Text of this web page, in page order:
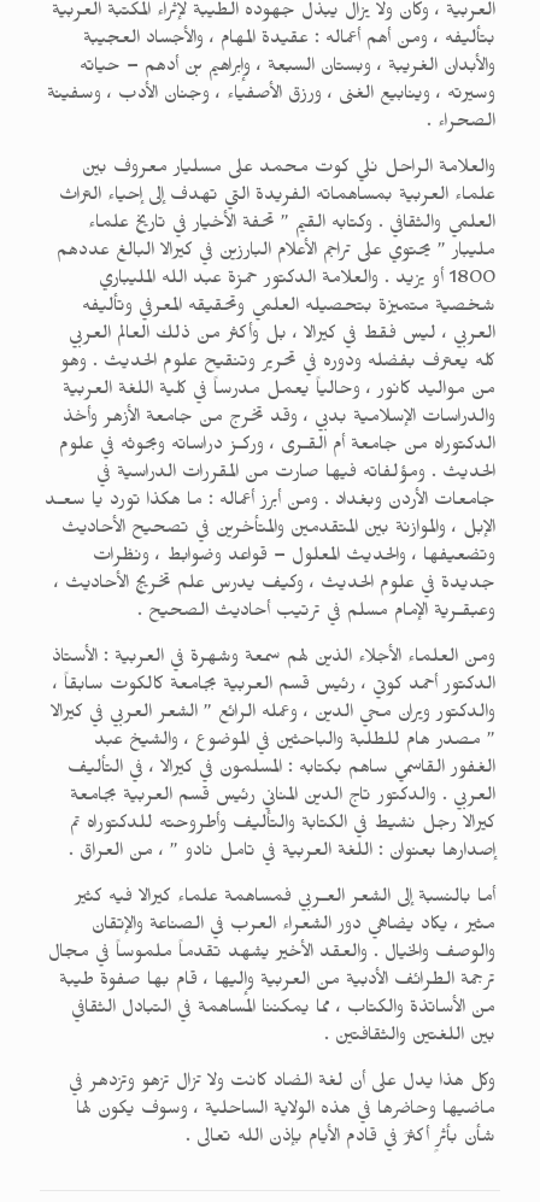
العربية ، وكان ولا يزال يبذل جهوده الطيبة لإثراء المكتبة العربية
بتأليفه ، ومن أهم أعماله : عقيدة المهام ، والأجساد العجيبة
والأبدان الغريبة ، وبستان السبعة ، وإبراهيم بن أدهم – حياته
وسيرته ، وينابيع الغنى ، ورزق الأصفياء ، وجنان الأدب ، وسفينة
الصحراء .
والعلامة الراحل نلي كوت محمد على مسليار معروف بين
علماء العربية بمساهماته الفريدة التي تهدف إلى إحياء التراث
العلمي والثقافي . وكتابه القيم ” تحفة الأخيار في تاريخ علماء
مليبار ” يحتوي على تراجم الأعلام البارزين في كيرالا البالغ عددهم
1800 أو يزيد . والعلامة الدكتور حمزة عبد الله المليباري
شخصية متميزة بتحصيله العلمي وتحقيقه المعرفي وتأليفه
العربي ، ليس فقط في كيرالا ، بل وأكثر من ذلك العالم العربي
كله يعترف بفضله ودوره في تحرير وتنقيح علوم الحديث . وهو
من مواليد كانور ، وحالياً يعمل مدرساً في كلية اللغة العربية
والدراسات الإسلامية بدبي ، وقد تخرج من جامعة الأزهر وأخذ
الدكتوراه من جامعة أم القـرى ، وركـز دراساته وبحوثه في علوم
الحديث . ومؤلفاته فيها صارت من المقررات الدراسية في
جامعات الأردن وبغداد . ومن أبرز أعماله : ما هكذا تورد يا سعـد
الإبل ، والموازنة بين المتقدمين والمتأخرين في تصحيح الأحاديث
وتضعيفها ، والحديث المعلول – قواعد وضوابط ، ونظرات
جديدة في علوم الحديث ، وكيف يدرس علم تخريج الأحاديث ،
وعبقـرية الإمام مسلم في ترتيب أحاديث الصحيح .
ومن العلماء الأجلاء الذين لهم سمعة وشهرة في العربية : الأستاذ
الدكتور أحمد كوتي ، رئيس قسم العربية بجامعة كالكوت سابقاً ،
والدكتور ويران محي الدين ، وعمله الرائع ” الشعر العربي في كيرالا
” مصدر هام للطلبة والباحثين في الموضوع ، والشيخ عبد
الغفور القاسمي ساهم بكتابه : المسلمون في كيرالا ، في التأليف
العربي . والدكتور تاج الدين المناني رئيس قسم العربية بجامعة
كيرالا رجل نشيط في الكتابة والتأليف وأطروحته للدكتوراه تم
إصدارها بعنوان : اللغة العربية في تامل نادو ” ، من العراق .
أما بالنسبة إلى الشعر العـربي فمساهمة علماء كيرالا فيه كثير
مثير ، يكاد يضاهي دور الشعراء العرب في الصناعة والإتقان
والوصف والخيال . والعقد الأخير يشهد تقدماً ملموساً في مجال
ترجمة الطرائف الأدبية من العربية وإليها ، قام بها صفوة طيبة
من الأساتذة والكتاب ، مما يمكننا المساهمة في التبادل الثقافي
بين اللغتين والثقافتين .
وكل هذا يدل على أن لغة الضاد كانت ولا تزال تزهو وتزدهر في
ماضيها وحاضرها في هذه الولاية الساحلية ، وسوف يكون لها
شأن بأثرٍ أكثرَ في قادم الأيام بإذن الله تعالى .